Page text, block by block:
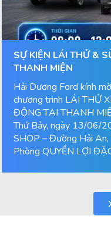
SỰ KIỆN LÁI THỬ &
THANH MIỆN
Hải Dương Ford kính
chương trình LÁI THỬ
ĐỘNG TẠI THANH
Thứ Bảy, ngày 13/06/
SHOP – Đường Hải An,
Phòng QUYỀN LỢI